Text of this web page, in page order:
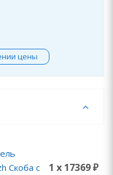
цены
Скоба с
1 x 17369 ₽